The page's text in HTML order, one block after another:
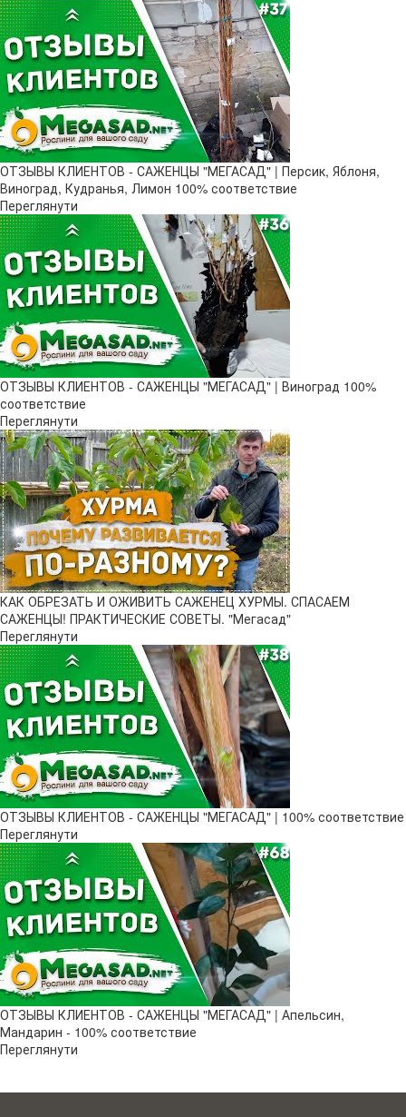
ОТЗЫВЫ КЛИЕНТОВ - САЖЕНЦЫ "МЕГАСАД" | Персик, Яблоня,
Виноград, Кудранья, Лимон 100% соответствие
Переглянути
ОТЗЫВЫ КЛИЕНТОВ - САЖЕНЦЫ "МЕГАСАД" | Виноград 100%
соответствие
Переглянути
КАК ОБРЕЗАТЬ И ОЖИВИТЬ САЖЕНЕЦ ХУРМЫ. СПАСАЕМ
САЖЕНЦЫ! ПРАКТИЧЕСКИЕ СОВЕТЫ. "Мегасад"
Переглянути
ОТЗЫВЫ КЛИЕНТОВ - САЖЕНЦЫ "МЕГАСАД" | 100% соответствие
Переглянути
ОТЗЫВЫ КЛИЕНТОВ - САЖЕНЦЫ "МЕГАСАД" | Апельсин,
Мандарин - 100% соответствие
Переглянути